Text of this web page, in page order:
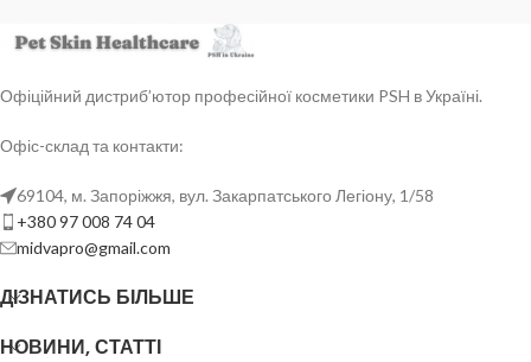
Офіційний дистриб’ютор професійної косметики PSH в Україні.
Офіс-склад та контакти:
69104, м. Запоріжжя, вул. Закарпатського Легіону, 1/58
+380 97 008 74 04
midvapro@gmail.com
ДІЗНАТИСЬ БІЛЬШЕ
НОВИНИ, СТАТТІ